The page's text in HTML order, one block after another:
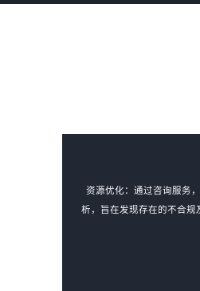
资源优化：通过咨询服务
析，旨在发现存在的不合规